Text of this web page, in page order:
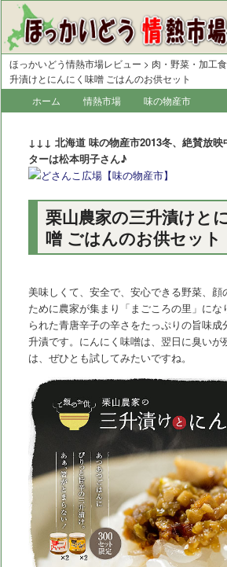
ほっかいどう情熱市場レビュー > 肉・野菜・加工
升漬けとにんにく味噌 ごはんのお供セット
イ
メ
ン
コ
ン
テ
ン
へ
移
サ
コ
ン
テ
ン
ツ
移
動
ホーム 情熱市場 味の物産市
↓↓↓ 北海道 味の物産市2013冬、絶賛放映
ターは松本明子さん♪
栗山農家の三升漬けと
噌 ごはんのお供セット
美味しくて、安全で、安心できる野菜、顔
ために農家が集まり「まごころの里」にな
られた青唐辛子の辛さをたっぷりの旨味成
升漬です。にんにく味噌は、翌日に臭いが
は、ぜひとも試してみたいですね。